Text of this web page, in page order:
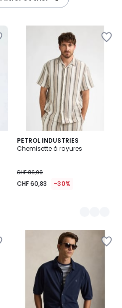
PETROL INDUSTRIES
Chemisette à rayures
CHF 86,90
CHF 60,83 -30%
2
Couleurs